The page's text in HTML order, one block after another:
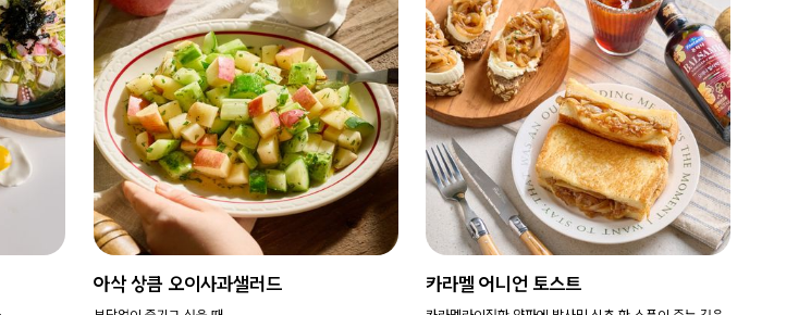
아삭 상큼 오이사과샐러드 카라멜 어니언 토스트